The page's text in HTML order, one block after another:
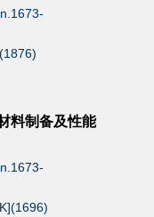
1876)
料制备及性能
1696)